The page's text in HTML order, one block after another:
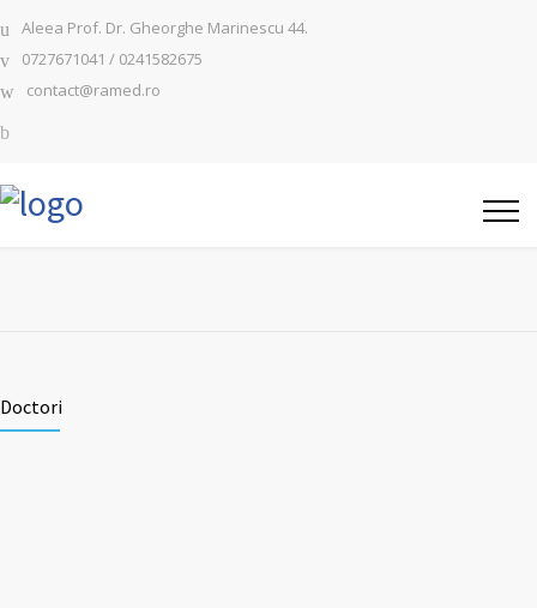
Aleea Prof. Dr. Gheorghe Marinescu 44.
0727671041 / 0241582675
contact@ramed.ro
Doctori